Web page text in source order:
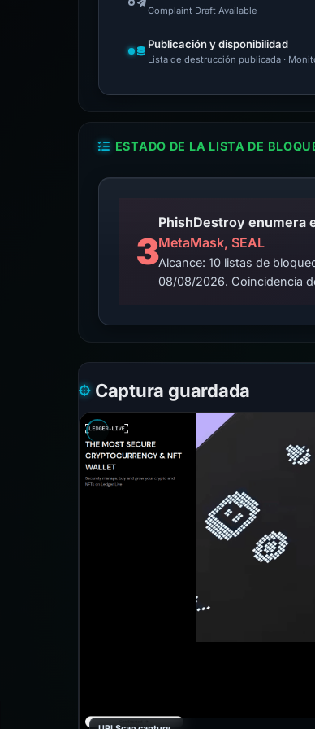
Complaint Draft Available
Publicación y disponibilidad
Lista de destrucción publicada ·
ESTADO DE LA LISTA DE
3MetaMask, SEAL
Alcance: 10 listas de
08/08/2026. Coincidencia
Captura guardada